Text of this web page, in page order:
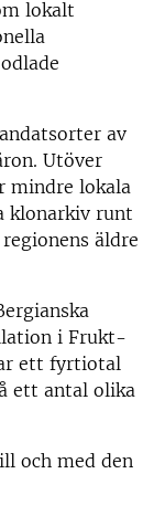
lokalt
av
Utöver
mindre lokala
klonarkiv runt
äldre
i Frukt-
ett fyrtiotal
ett antal olika
och med den